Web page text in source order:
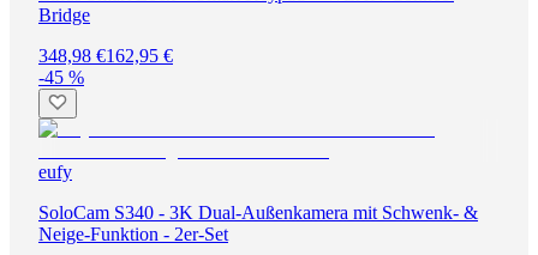
Bridge
348,98 €162,95 €
-45 %
eufy
SoloCam S340 - 3K Dual-Außenkamera mit Schwenk- &
Neige-Funktion - 2er-Set